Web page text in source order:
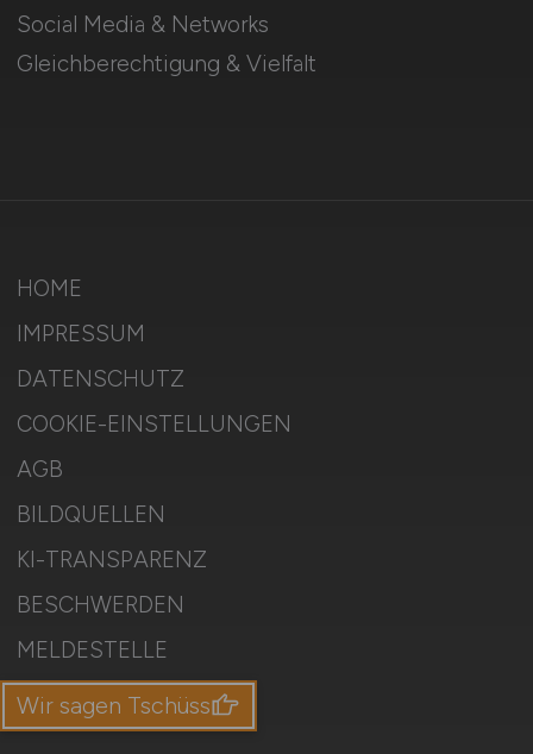
Social Media & Networks
Gleichberechtigung & Vielfalt
HOME
IMPRESSUM
DATENSCHUTZ
COOKIE-EINSTELLUNGEN
AGB
BILDQUELLEN
KI-TRANSPARENZ
BESCHWERDEN
MELDESTELLE
SITEMAP
Wir sagen Tschüss